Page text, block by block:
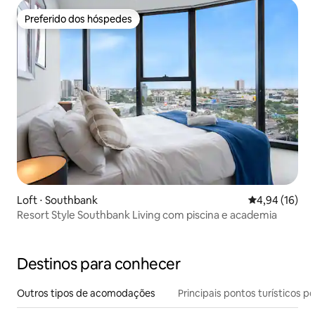
Preferido dos hóspedes
Preferido dos hóspedes
Loft ⋅ Southbank 4,94 de uma
4,94 (16)
Resort Style Southbank Living com piscina e academia
Destinos para conhecer
Outros tipos de acomodações Principais pontos turísticos